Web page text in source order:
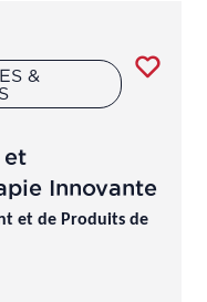
/
&
et
Innovante
et de Produits de